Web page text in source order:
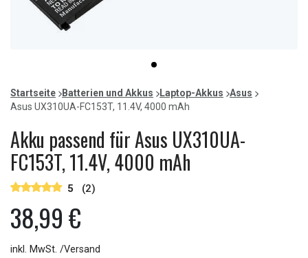
item
0
of
1
Startseite Batterien und Akkus Laptop-Akkus
Asus
Asus UX310UA-FC153T, 11.4V, 4000 mAh
Akku passend für Asus UX310UA-
FC153T, 11.4V, 4000 mAh
5 (2)
38,99 €
inkl. MwSt. /Versand